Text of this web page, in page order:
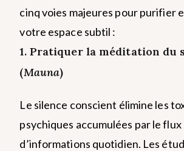
cinq voies majeures pour purifier
votre espace subtil :
1. Pratiquer la méditation du
(Mauna)
Le silence conscient élimine les
psychiques accumulées par le flux
d’informations quotidien. Les